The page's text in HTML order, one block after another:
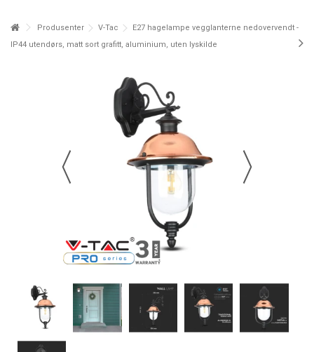
Produsenter V-Tac
E27 hagelampe vegglanterne nedovervendt -
IP44 utendørs, matt sort grafitt, aluminium, uten lyskilde